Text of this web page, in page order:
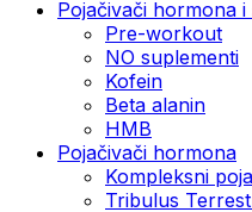
Pojačivači hormona i
Pre-workout
NO suplementi
Kofein
Beta alanin
HMB
Pojačivači hormona
Kompleksni
Tribulus